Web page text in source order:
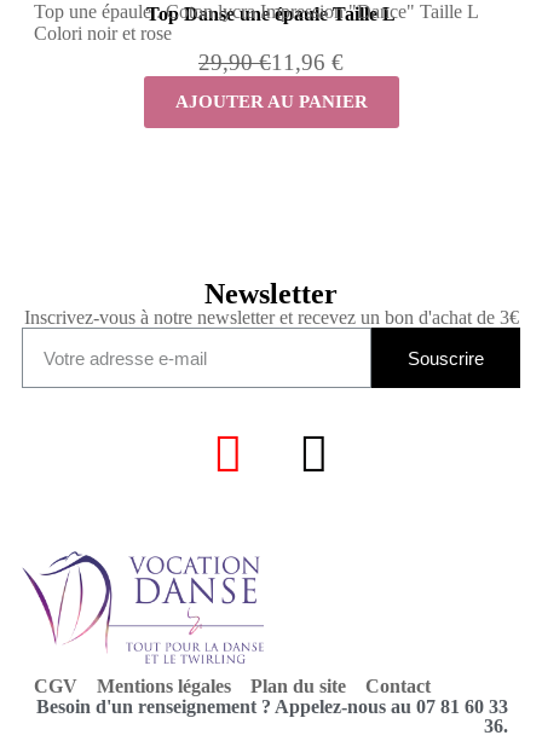
Top Danse une épaule Taille L
Top une épaule : Coton lycra Impression "Dance" Taille L
Colori noir et rose
29,90 €11,96 €
AJOUTER AU PANIER
Newsletter
Inscrivez-vous à notre newsletter et recevez un bon d'achat de 3€
Souscrire
CGV Mentions légales Plan du site
Contact
Besoin d'un renseignement ? Appelez-nous au 07 81 60 33
36.